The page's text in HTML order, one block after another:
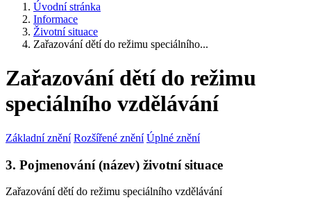
Úvodní stránka
Informace
Životní situace
Zařazování dětí do režimu speciálního...
Zařazování dětí do režimu
speciálního vzdělávání
Základní znění Rozšířené znění Úplné znění
3. Pojmenování (název) životní situace
Zařazování dětí do režimu speciálního vzdělávání